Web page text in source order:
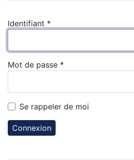
Identifiant *
Mot de passe *
Se rappeler de moi
Connexion